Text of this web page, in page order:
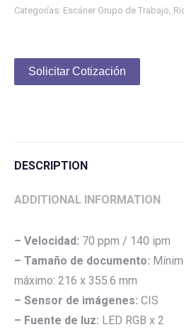
Categorías: Escáner Grupo de Trabajo
Solicitar Cotización
DESCRIPTION
ADDITIONAL INFORMATION
– Velocidad: 70 ppm / 140 ipm
– Tamaño de documento:
máximo: 216 x 355.6 mm
– Sensor de imágenes: CIS
– Fuente de luz: LED RGB x 2